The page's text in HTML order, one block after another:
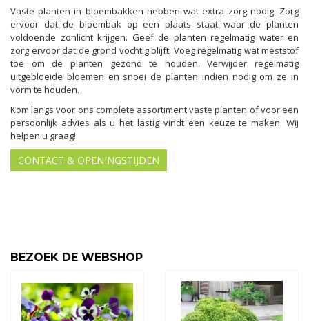
Vaste planten in bloembakken hebben wat extra zorg nodig. Zorg
ervoor dat de bloembak op een plaats staat waar de planten
voldoende zonlicht krijgen. Geef de planten regelmatig water en
zorg ervoor dat de grond vochtig blijft. Voeg regelmatig wat meststof
toe om de planten gezond te houden. Verwijder regelmatig
uitgebloeide bloemen en snoei de planten indien nodig om ze in
vorm te houden.
Kom langs voor ons complete assortiment vaste planten of voor een
persoonlijk advies als u het lastig vindt een keuze te maken. Wij
helpen u graag!
CONTACT & OPENINGSTIJDEN
BEZOEK DE WEBSHOP